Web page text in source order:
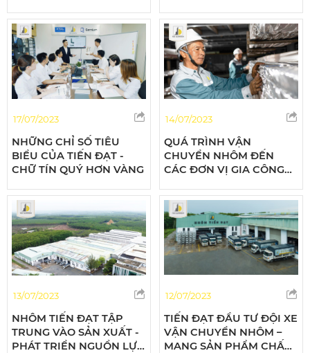
NHÔM LỚN NHẤT CẢ
NƯỚC
BẠN
17/07/2023
NHỮNG CHỈ SỐ TIÊU
BIỂU CỦA TIẾN ĐẠT -
CHỮ TÍN QUÝ HƠN VÀNG
14/07/2023
QUÁ TRÌNH VẬN
CHUYỂN NHÔM ĐẾN
CÁC ĐƠN VỊ GIA CÔNG
TẠI NHÔM TIẾN ĐẠT
13/07/2023
NHÔM TIẾN ĐẠT TẬP
TRUNG VÀO SẢN XUẤT -
PHÁT TRIỂN NGUỒN LỰC
12/07/2023
TIẾN ĐẠT ĐẦU TƯ ĐỘI XE
VẬN CHUYỂN NHÔM –
MANG SẢN PHẨM CHẤT